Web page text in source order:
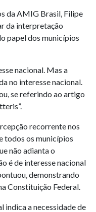
da AMIG Brasil, Filipe
da interpretação
papel dos municípios
nacional. Mas a
no interesse nacional.
se referindo ao artigo
recorrente nos
todos os municípios
não adianta o
é de interesse nacional
demonstrando
Constituição Federal.
indica a necessidade de